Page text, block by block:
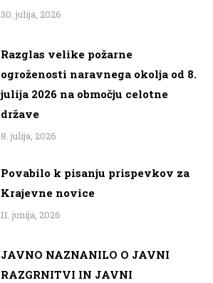
30. julija, 2026
Razglas velike požarne
ogroženosti naravnega okolja od 8.
julija 2026 na območju celotne
države
8. julija, 2026
Povabilo k pisanju prispevkov za
Krajevne novice
11. junija, 2026
JAVNO NAZNANILO O JAVNI
RAZGRNITVI IN JAVNI